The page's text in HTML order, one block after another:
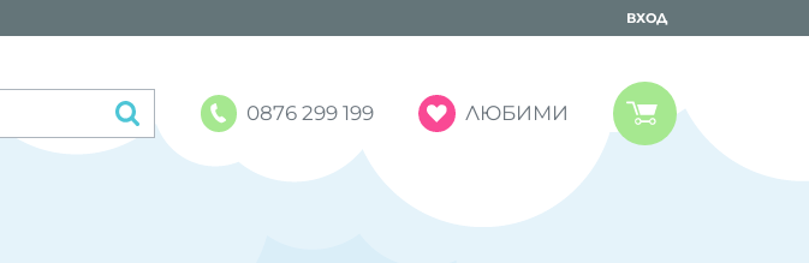
ВХОД
0876 299 199 ЛЮБИМИ